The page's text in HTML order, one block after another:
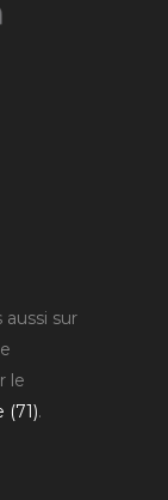
aussi sur
le
(71).